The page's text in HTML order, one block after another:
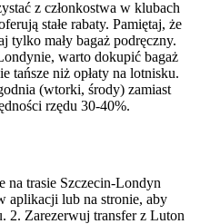
z członkostwa w klubach
stałe rabaty. Pamiętaj, że
tylko mały bagaż podręczny.
warto dokupić bagaż
tańsze niż opłaty na lotnisku.
(wtorki, środy) zamiast
rzędu 30-40%.
na trasie Szczecin-Londyn
aplikacji lub na stronie, aby
2. Zarezerwuj transfer z Luton